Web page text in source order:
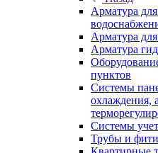
Арматура
Арматура
Арматура
пунктов
Системы
охлаждения,
Системы
Трубы и